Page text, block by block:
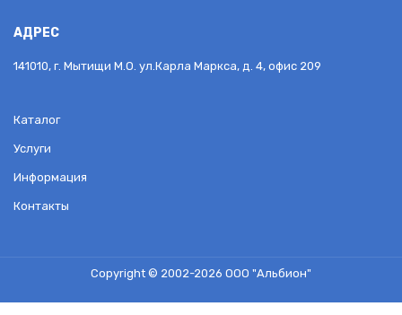
АДРЕС
141010, г. Мытищи М.О. ул.Карла Маркса, д. 4, офис 209
Каталог
Услуги
Информация
Контакты
Copyright © 2002-2026 ООО "Альбион"